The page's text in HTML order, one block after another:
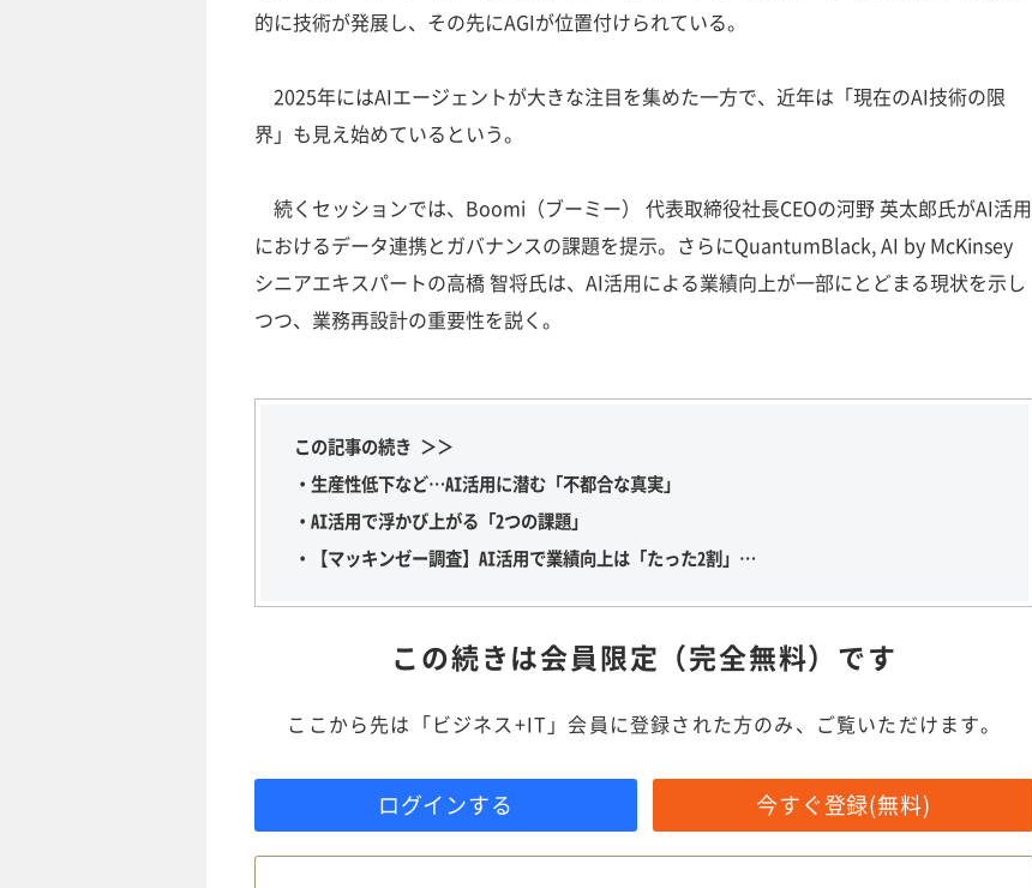
的に技術が発展し、その先にAGIが位置付けられている。
2025年にはAIエージェントが大きな注目を集めた一方で、近年は「現在のAI技術の限
界」も見え始めているという。
続くセッションでは、Boomi（ブーミー） 代表取締役社長CEOの河野 英太郎氏がAI活用
におけるデータ連携とガバナンスの課題を提示。さらにQuantumBlack, AI by McKinsey
シニアエキスパートの高橋 智将氏は、AI活用による業績向上が一部にとどまる現状を示し
つつ、業務再設計の重要性を説く。
この記事の続き ＞＞
・生産性低下など…AI活用に潜む「不都合な真実」
・AI活用で浮かび上がる「2つの課題」
・【マッキンゼー調査】AI活用で業績向上は「たった2割」…
この続きは会員限定（完全無料）です
ここから先は「ビジネス+IT」会員に登録された方のみ、ご覧いただけます。
ログインする 今すぐ登録(無料)